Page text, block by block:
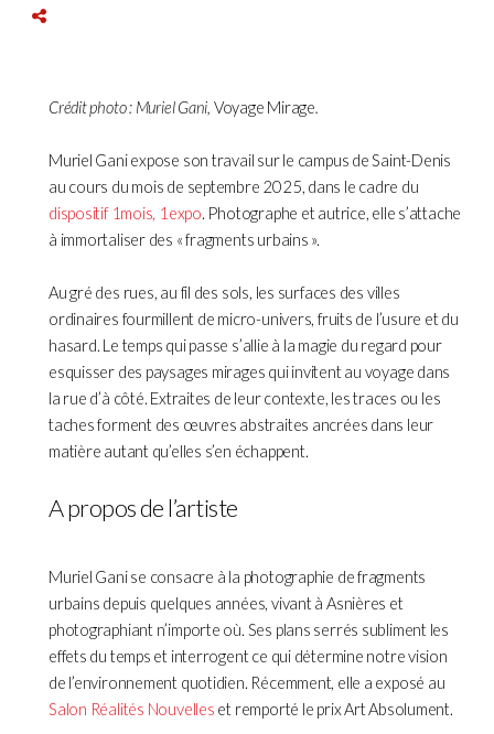
Crédit photo : Muriel Gani, Voyage Mirage.
Muriel Gani expose son travail sur le campus de Saint-Denis
au cours du mois de septembre 2025, dans le cadre du
dispositif 1mois, 1expo. Photographe et autrice, elle s’attache
à immortaliser des « fragments urbains ».
Au gré des rues, au fil des sols, les surfaces des villes
ordinaires fourmillent de micro-univers, fruits de l’usure et du
hasard. Le temps qui passe s’allie à la magie du regard pour
esquisser des paysages mirages qui invitent au voyage dans
la rue d’à côté. Extraites de leur contexte, les traces ou les
taches forment des œuvres abstraites ancrées dans leur
matière autant qu’elles s’en échappent.
A propos de l’artiste
Muriel Gani se consacre à la photographie de fragments
urbains depuis quelques années, vivant à Asnières et
photographiant n’importe où. Ses plans serrés subliment les
effets du temps et interrogent ce qui détermine notre vision
de l’environnement quotidien. Récemment, elle a exposé au
Salon Réalités Nouvelles et remporté le prix Art Absolument.